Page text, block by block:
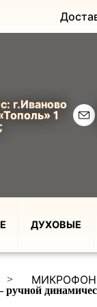
г.Иваново
1
ДУХОВЫЕ
>